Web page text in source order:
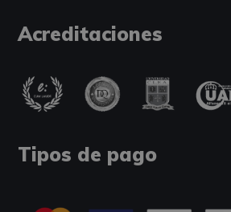
Acreditaciones
Tipos de pago